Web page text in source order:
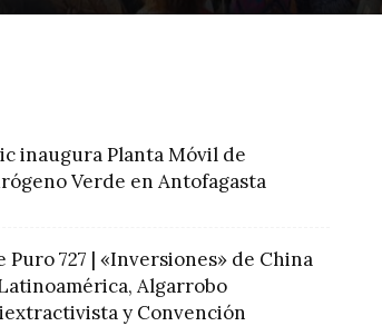
inaugura Planta Móvil de
Verde en Antofagasta
Puro 727 | «Inversiones» de China
Algarrobo
y Convención